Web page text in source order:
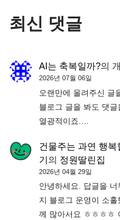
최신 댓글
AI는 축복일까?의
2026년 07월 06일
오랜만에 올려주신 글
블로그 글을 봐도 댓
열광적이죠.…
건물주는 과연 행복
기의 정원딸린집
2026년 04월 29일
안녕하세요. 답글을
지 블로그 운영이 소
께 많아서요 ㅎㅎㅎㅎ